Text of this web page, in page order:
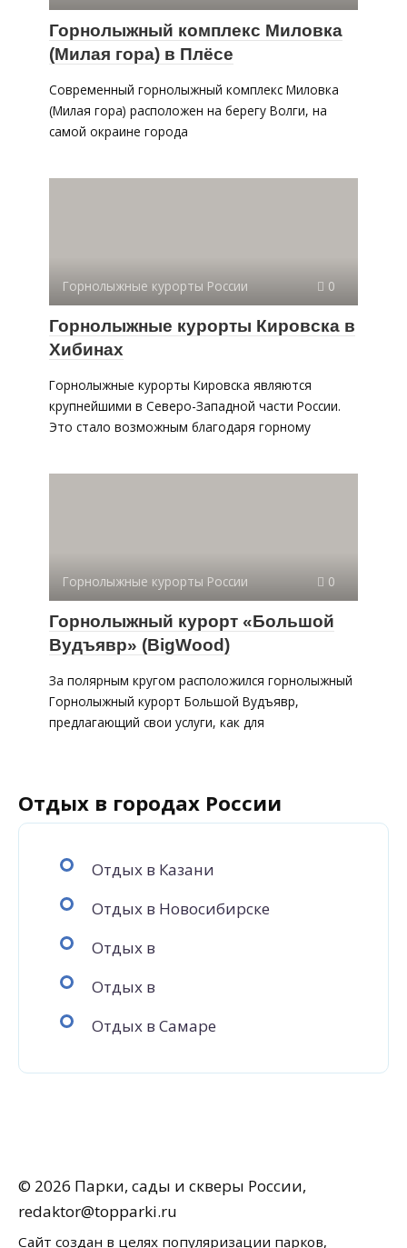
Горнолыжный комплекс Миловка
(Милая гора) в Плёсе
Современный горнолыжный комплекс Миловка
(Милая гора) расположен на берегу Волги, на
самой окраине города
Горнолыжные курорты России 0
Горнолыжные курорты Кировска в
Хибинах
Горнолыжные курорты Кировска являются
крупнейшими в Северо-Западной части России.
Это стало возможным благодаря горному
Горнолыжные курорты России 0
Горнолыжный курорт «Большой
Вудъявр» (BigWood)
За полярным кругом расположился горнолыжный
Горнолыжный курорт Большой Вудъявр,
предлагающий свои услуги, как для
Отдых в городах России
Отдых в Казани
Отдых в Новосибирске
Отдых в
Отдых в
Отдых в Самаре
© 2026 Парки, сады и скверы России,
redaktor@topparki.ru
Сайт создан в целях популяризации парков,